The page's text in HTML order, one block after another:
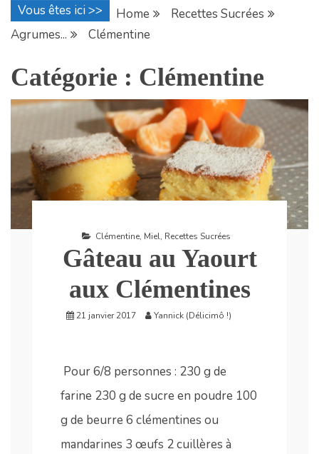
Vous êtes ici >> Home
Recettes Sucrées
Agrumes...
Clémentine
Catégorie : Clémentine
Clémentine, Miel, Recettes Sucrées
Gâteau au Yaourt
aux Clémentines
21 janvier 2017 Yannick (Délicimô !)
Pour 6/8 personnes : 230 g de
farine 230 g de sucre en poudre 100
g de beurre 6 clémentines ou
mandarines 3 œufs 2 cuillères à